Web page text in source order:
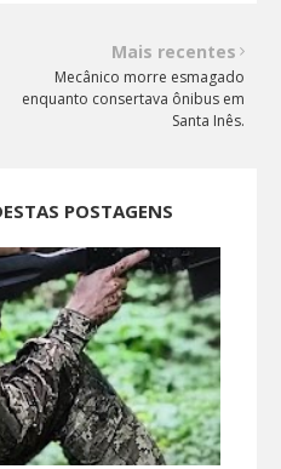
Mais recentes
Mecânico morre esmagado
enquanto consertava ônibus em
Santa Inês.
POSTAGENS